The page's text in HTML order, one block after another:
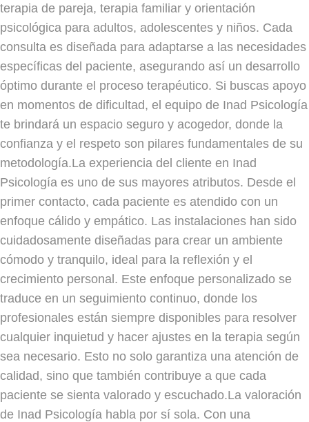
terapia de pareja, terapia familiar y orientación
psicológica para adultos, adolescentes y niños. Cada
consulta es diseñada para adaptarse a las necesidades
específicas del paciente, asegurando así un desarrollo
óptimo durante el proceso terapéutico. Si buscas apoyo
en momentos de dificultad, el equipo de Inad Psicología
te brindará un espacio seguro y acogedor, donde la
confianza y el respeto son pilares fundamentales de su
metodología.La experiencia del cliente en Inad
Psicología es uno de sus mayores atributos. Desde el
primer contacto, cada paciente es atendido con un
enfoque cálido y empático. Las instalaciones han sido
cuidadosamente diseñadas para crear un ambiente
cómodo y tranquilo, ideal para la reflexión y el
crecimiento personal. Este enfoque personalizado se
traduce en un seguimiento continuo, donde los
profesionales están siempre disponibles para resolver
cualquier inquietud y hacer ajustes en la terapia según
sea necesario. Esto no solo garantiza una atención de
calidad, sino que también contribuye a que cada
paciente se sienta valorado y escuchado.La valoración
de Inad Psicología habla por sí sola. Con una